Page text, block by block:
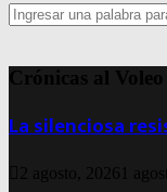
Search
for:
Crónicas al Voleo
La silenciosa
2 agosto, 2026 1